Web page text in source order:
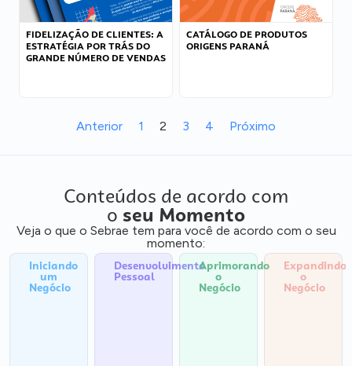
FIDELIZAÇÃO DE CLIENTES: A
ESTRATÉGIA POR TRÁS DO
GRANDE NÚMERO DE VENDAS
CATÁLOGO DE PRODUTOS
ORIGENS PARANÁ
Anterior 1 2 3 4 Próximo
Conteúdos de acordo com
o seu Momento
Veja o que o Sebrae tem para você de acordo com o seu
momento:
Iniciando
um
Negócio
Desenvolvimento
Pessoal
Aprimorando
o
Negócio
Expandindo
o
Negócio